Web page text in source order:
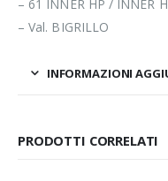
– 61 INNER HP / INNER
– Val. BIGRILLO
INFORMAZIONI
PRODOTTI CORRELATI